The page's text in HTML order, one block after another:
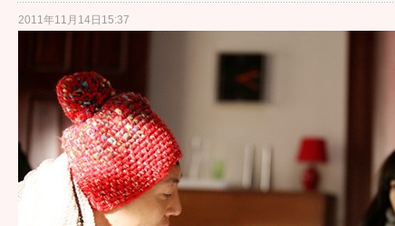
2011年11月14日15:37